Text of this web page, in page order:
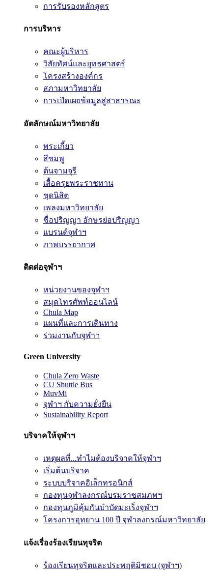
การรับรองหลักสูตร
การบริหาร
คณะผู้บริหาร
วิสัยทัศน์และยุทธศาสตร์
โครงสร้างองค์กร
สภามหาวิทยาลัย
การเปิดเผยข้อมูลสู่สาธารณะ
อัตลักษณ์มหาวิทยาลัย
พระเกี้ยว
สีชมพู
ต้นจามจุรี
เสื้อครุยพระราชทาน
ชุดนิสิต
เพลงมหาวิทยาลัย
ชื่อปริญญา อักษรย่อปริญญา
แบรนด์จุฬาฯ
ภาพบรรยากาศ
ติดต่อจุฬาฯ
หน่วยงานของจุฬาฯ
สมุดโทรศัพท์ออนไลน์
Chula Map
แผนที่และการเดินทาง
ร่วมงานกับจุฬาฯ
Green University
Chula Zero Waste
CU Shuttle Bus
MuvMi
จุฬาฯ กับความยั่งยืน
Sustainability Report
บริจาคให้จุฬาฯ
เหตุผลที่...ทำไมต้องบริจาคให้จุฬาฯ
เริ่มต้นบริจาค
ระบบบริจาคอิเล็กทรอนิกส์
กองทุนจุฬาลงกรณ์บรมราชสมภพฯ
กองทุนภูมิคุ้มกันบำบัดมะเร็งจุฬาฯ
โครงการอุทยาน 100 ปี จุฬาลงกรณ์มหาวิทยาลัย
แจ้งเรื่องร้องเรียนทุจริต
ร้องเรียนทุจริตและประพฤติมิชอบ (จุฬาฯ)